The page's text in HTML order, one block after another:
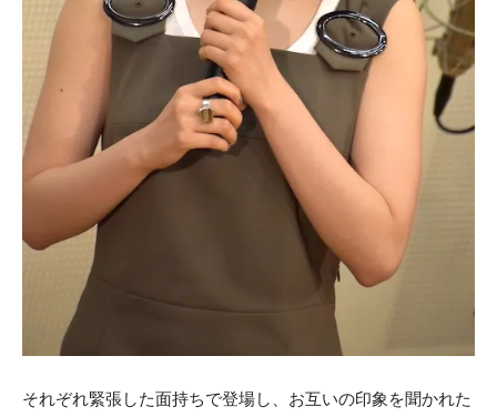
それぞれ緊張した面持ちで登場し、お互いの印象を聞かれた